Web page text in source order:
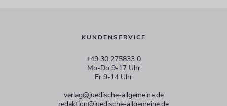
KUNDENSERVICE
+49 30 275833 0
Mo-Do 9-17 Uhr
Fr 9-14 Uhr
verlag@juedische-allgemeine.de